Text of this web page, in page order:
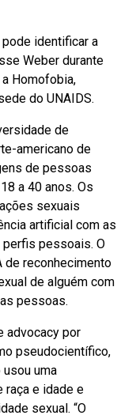
identificar a
Weber durante
Homofobia,
do UNAIDS.
de
americano de
de pessoas
a 40 anos. Os
sexuais
artificial com as
pessoais. O
de reconhecimento
de alguém com
pessoas.
advocacy por
pseudocientífico,
usou uma
raça e idade e
sexual. “O